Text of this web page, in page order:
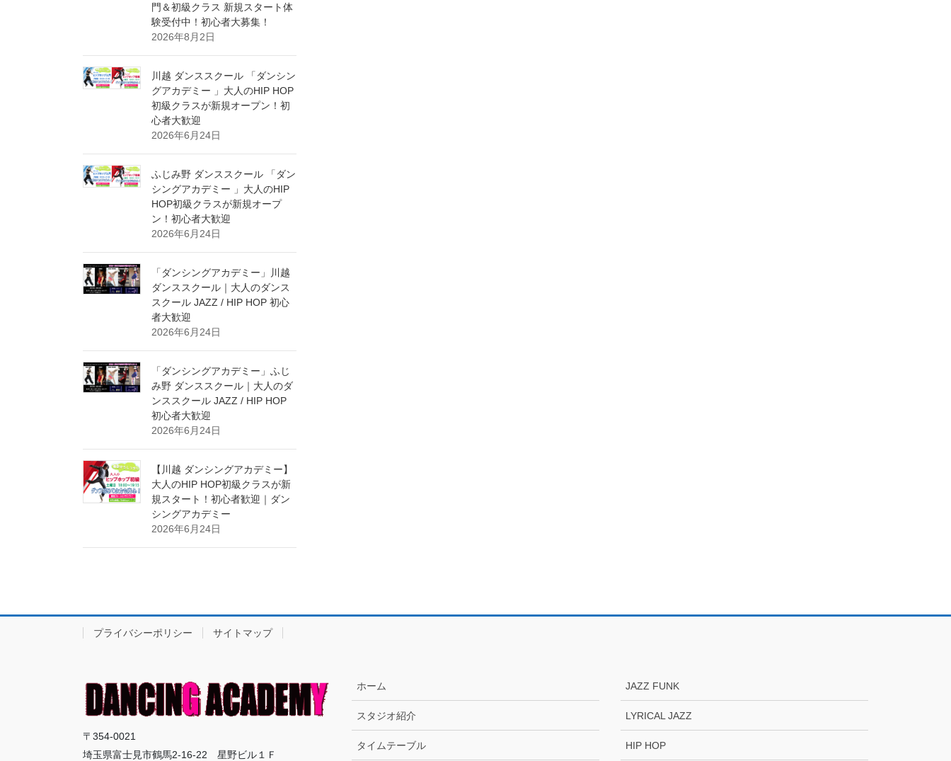
門＆初級クラス 新規スタート体
験受付中！初心者大募集！
2026年8月2日
川越 ダンススクール 「ダンシン
グアカデミー 」大人のHIP HOP
初級クラスが新規オープン！初
心者大歓迎
2026年6月24日
ふじみ野 ダンススクール 「ダン
シングアカデミー 」大人のHIP
HOP初級クラスが新規オープ
ン！初心者大歓迎
2026年6月24日
「ダンシングアカデミー」川越
ダンススクール｜大人のダンス
スクール JAZZ / HIP HOP 初心
者大歓迎
2026年6月24日
「ダンシングアカデミー」ふじ
み野 ダンススクール｜大人のダ
ンススクール JAZZ / HIP HOP
初心者大歓迎
2026年6月24日
【川越 ダンシングアカデミー】
大人のHIP HOP初級クラスが新
規スタート！初心者歓迎｜ダン
シングアカデミー
2026年6月24日
プライバシーポリシー サイトマップ
〒354-0021
埼玉県富士見市鶴馬2-16-22 星野ビル１Ｆ
ホーム
スタジオ紹介
タイムテーブル
JAZZ FUNK
LYRICAL JAZZ
HIP HOP